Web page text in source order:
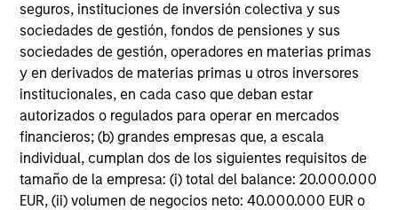
seguros, instituciones de inversión colectiva y sus
sociedades de gestión, fondos de pensiones y sus
sociedades de gestión, operadores en materias primas
y en derivados de materias primas u otros inversores
institucionales, en cada caso que deban estar
autorizados o regulados para operar en mercados
financieros; (b) grandes empresas que, a escala
individual, cumplan dos de los siguientes requisitos de
tamaño de la empresa: (i) total del balance: 20.000.000
EUR, (ii) volumen de negocios neto: 40.000.000 EUR o
All investing involves risks, including a loss of principal.
Please refer to the strategy detail page for important
information on the strategy, including additional risk
considerations.